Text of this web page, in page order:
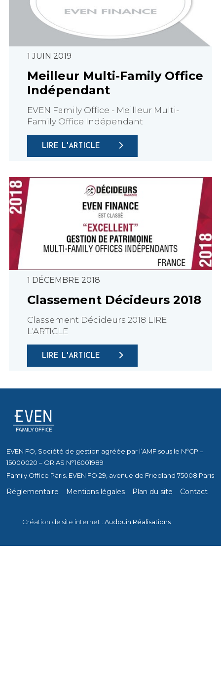
1 JUIN 2019
Meilleur Multi-Family Office
Indépendant
EVEN Family Office - Meilleur Multi-
Family Office Indépendant
LIRE L'ARTICLE
1 DÉCEMBRE 2018
Classement Décideurs 2018
Classement Décideurs 2018 LIRE
L'ARTICLE
LIRE L'ARTICLE
EVEN FO, Société de gestion agréée par l’AMF sous le N°GP –
15000020 – ORIAS N°16001989
Family Office Paris. EVEN FO 29, avenue de Friedland 75008 Paris
Réglementaire Mentions légales Plan du site Contact
Création de site internet : Audouin Réalisations